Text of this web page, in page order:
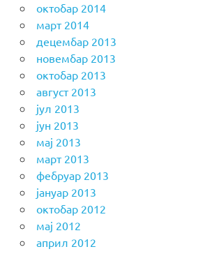
октобар 2014
март 2014
децембар 2013
новембар 2013
октобар 2013
август 2013
јул 2013
јун 2013
мај 2013
март 2013
фебруар 2013
јануар 2013
октобар 2012
мај 2012
април 2012